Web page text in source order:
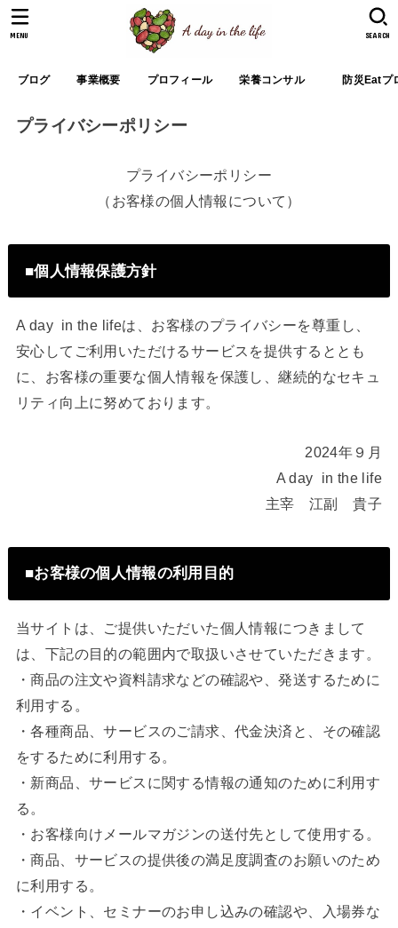
ブログ 事業概要 プロフィール 栄養コンサル 防災Eatプ
SEARCH
MENU
プライバシーポリシー
プライバシーポリシー
（お客様の個人情報について）
■個人情報保護方針
A day in the lifeは、お客様のプライバシーを尊重し、
安心してご利用いただけるサービスを提供するととも
に、お客様の重要な個人情報を保護し、継続的なセキュ
リティ向上に努めております。
2024年９月
A day in the life
主宰 江副 貴子
■お客様の個人情報の利用目的
当サイトは、ご提供いただいた個人情報につきまして
は、下記の目的の範囲内で取扱いさせていただきます。
・商品の注文や資料請求などの確認や、発送するために
利用する。
・各種商品、サービスのご請求、代金決済と、その確認
をするために利用する。
・新商品、サービスに関する情報の通知のために利用す
る。
・お客様向けメールマガジンの送付先として使用する。
・商品、サービスの提供後の満足度調査のお願いのため
に利用する。
・イベント、セミナーのお申し込みの確認や、入場券な